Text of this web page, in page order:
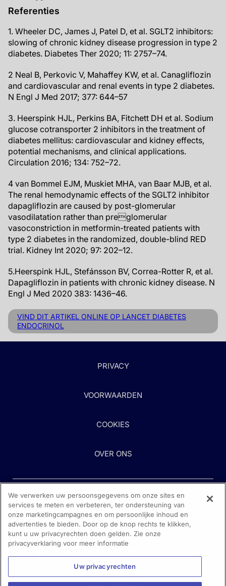
Referenties
1. Wheeler DC, James J, Patel D, et al. SGLT2 inhibitors:
slowing of chronic kidney disease progression in type 2
diabetes. Diabetes Ther 2020; 11: 2757–74.
2 Neal B, Perkovic V, Mahaffey KW, et al. Canagliflozin
and cardiovascular and renal events in type 2 diabetes.
N Engl J Med 2017; 377: 644–57
3. Heerspink HJL, Perkins BA, Fitchett DH et al. Sodium
glucose cotransporter 2 inhibitors in the treatment of
diabetes mellitus: cardiovascular and kidney effects,
potential mechanisms, and clinical applications.
Circulation 2016; 134: 752–72.
4 van Bommel EJM, Muskiet MHA, van Baar MJB, et al.
The renal hemodynamic effects of the SGLT2 inhibitor
dapagliflozin are caused by post-glomerular
vasodilatation rather than preglomerular
vasoconstriction in metformin-treated patients with
type 2 diabetes in the randomized, double-blind RED
trial. Kidney Int 2020; 97: 202–12.
5.Heerspink HJL, Stefánsson BV, Correa-Rotter R, et al.
Dapagliflozin in patients with chronic kidney disease. N
Engl J Med 2020 383: 1436–46.
VIND DIT ARTIKEL ONLINE OP LANCET DIABETES
ENDOCRINOL
PRIVACY
VOORWAARDEN
COOKIES
OVER ONS
Heeft u hulp nodig?
Neem contact met ons op
We verwerken uw persoonsgegevens om onze sites en
services te meten en verbeteren, ter ondersteuning van
onze marketingcampagnes en om persoonlijke inhoud en
advertenties te bieden. Door op de knop rechts te klikken,
kunt u uw privacyrechten doen gelden. Zie onze
privacyverklaring voor meer informatie
Uw privacyrechten